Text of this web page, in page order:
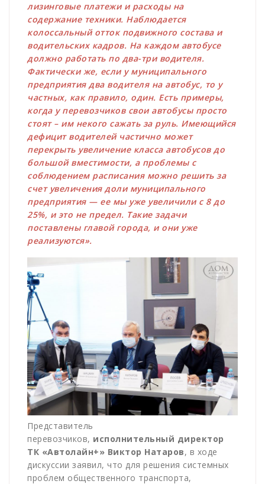
лизинговые платежи и расходы на
содержание техники. Наблюдается
колоссальный отток подвижного состава и
водительских кадров. На каждом автобусе
должно работать по два-три водителя.
Фактически же, если у муниципального
предприятия два водителя на автобус, то у
частных, как правило, один. Есть примеры,
когда у перевозчиков свои автобусы просто
стоят – им некого сажать за руль. Имеющийся
дефицит водителей частично может
перекрыть увеличение класса автобусов до
большой вместимости, а проблемы с
соблюдением расписания можно решить за
счет увеличения доли муниципального
предприятия — ее мы уже увеличили с 8 до
25%, и это не предел. Такие задачи
поставлены главой города, и они уже
реализуются».
Представитель
перевозчиков, исполнительный директор
ТК «Автолайн+» Виктор Натаров, в ходе
дискуссии заявил, что для решения системных
проблем общественного транспорта,